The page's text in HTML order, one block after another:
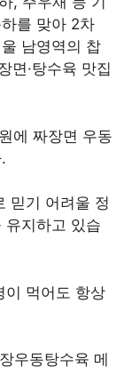
를 맞아 2차
남영역의 찹
면·탕수육 맛집
에 짜장면 우동
믿기 어려울 정
유지하고 있습
이 먹어도 항상
우동탕수육 메